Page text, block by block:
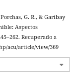
G. R., & Garibay
Aspectos
Recuperado a
acu/article/view/369